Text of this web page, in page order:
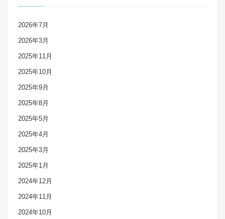
2026年7月
2026年3月
2025年11月
2025年10月
2025年9月
2025年8月
2025年5月
2025年4月
2025年3月
2025年1月
2024年12月
2024年11月
2024年10月